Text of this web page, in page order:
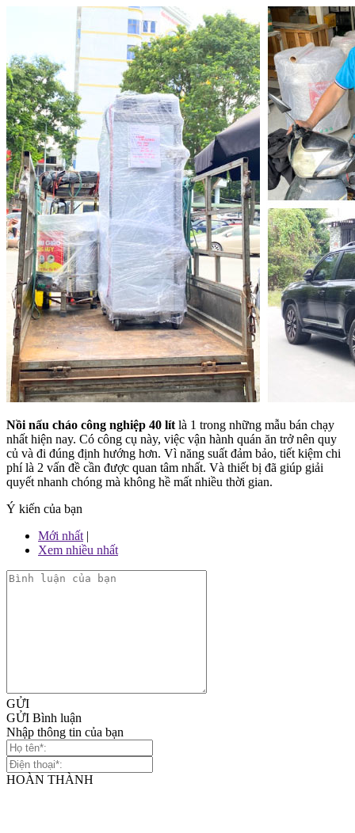
Nồi nấu cháo công nghiệp 40 lít là 1 trong những mẫu bán chạy
nhất hiện nay. Có công cụ này, việc vận hành quán ăn trở nên quy
củ và đi đúng định hướng hơn. Vì năng suất đảm bảo, tiết kiệm chi
phí là 2 vấn đề cần được quan tâm nhất. Và thiết bị đã giúp giải
quyết nhanh chóng mà không hề mất nhiều thời gian.
Ý kiến của bạn
Mới nhất |
Xem nhiều nhất
GỬI
GỬI Bình luận
Nhập thông tin của bạn
HOÀN THÀNH